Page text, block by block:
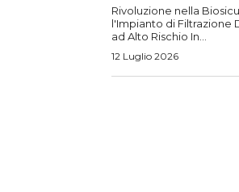
Rivoluzione nella
l'Impianto di Filtrazione
ad Alto Rischio In...
12 Luglio 2026